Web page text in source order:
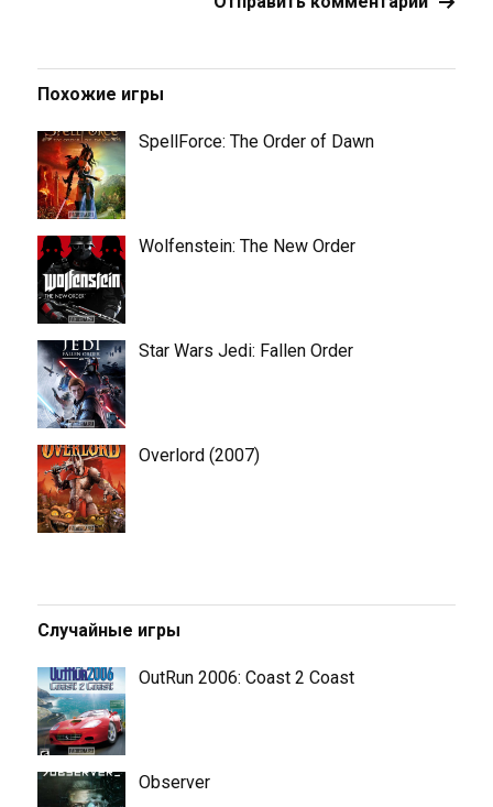
Похожие игры
SpellForce: The Order of Dawn
Wolfenstein: The New Order
Star Wars Jedi: Fallen Order
Overlord (2007)
Случайные игры
OutRun 2006: Coast 2 Coast
Observer